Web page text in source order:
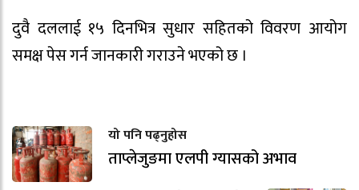
दुवै दललाई १५ दिनभित्र सुधार सहितको विवरण आयोग
समक्ष पेस गर्न जानकारी गराउने भएको छ ।
यो पनि पढ्नुहोस
ताप्लेजुङमा एलपी ग्यासको अभाव